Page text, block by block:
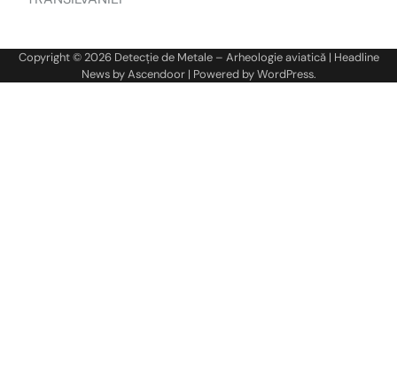
articole
Copyright © 2026 Detecție de Metale – Arheologie aviatică| Headline
News byAscendoor| Powered byWordPress.